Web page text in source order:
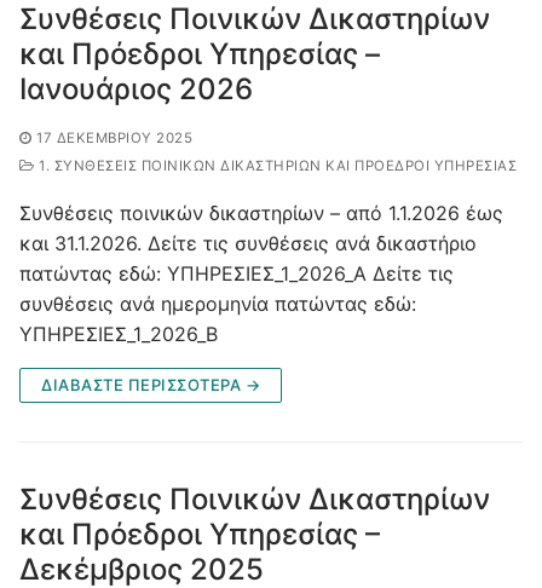
Συνθέσεις Ποινικών Δικαστηρίων
και Πρόεδροι Υπηρεσίας –
Ιανουάριος 2026
17 ΔΕΚΕΜΒΡΊΟΥ 2025
1. ΣΥΝΘΈΣΕΙΣ ΠΟΙΝΙΚΏΝ ΔΙΚΑΣΤΗΡΊΩΝ ΚΑΙ ΠΡΌΕΔΡΟΙ ΥΠΗΡΕΣΊΑΣ
Συνθέσεις ποινικών δικαστηρίων – από 1.1.2026 έως
και 31.1.2026. Δείτε τις συνθέσεις ανά δικαστήριο
πατώντας εδώ: ΥΠΗΡΕΣΙΕΣ_1_2026_A Δείτε τις
συνθέσεις ανά ημερομηνία πατώντας εδώ:
ΥΠΗΡΕΣΙΕΣ_1_2026_B
ΔΙΑΒΑΣΤΕ ΠΕΡΙΣΣΟΤΕΡΑ →
Συνθέσεις Ποινικών Δικαστηρίων
και Πρόεδροι Υπηρεσίας –
Δεκέμβριος 2025